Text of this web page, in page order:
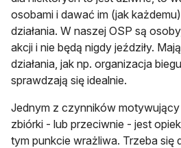
osobami i dawać im (jak
działania. W naszej OSP są
akcji i nie będą nigdy jeździły.
działania, jak np. organizacja
sprawdzają się idealnie.
Jednym z czynników
zbiórki - lub przeciwnie - jest
tym punkcie wrażliwa. Trzeba się